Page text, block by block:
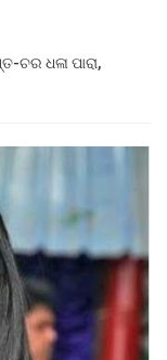
ଚର ଧଳା ପାରା,